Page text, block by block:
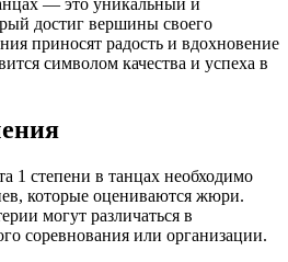
— это уникальный и
достиг вершины своего
приносят радость и вдохновение
символом качества и успеха в
1 степени в танцах необходимо
которые оцениваются жюри.
могут различаться в
соревнования или организации.